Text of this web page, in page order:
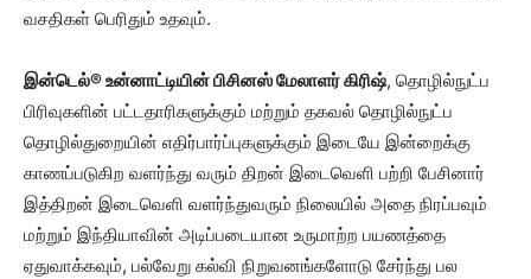
வசதிகள் பெரிதும் உதவும்.
இன்டெல்® உன்னாட்டியின் பிசினஸ் மேலாளர் கிரிஷ், தொழில்நுட்ப
பிரிவுகளின் பட்டதாரிகளுக்கும் மற்றும் தகவல் தொழில்நுட்ப
தொழில்துறையின் எதிர்பார்ப்புகளுக்கும் இடையே இன்றைக்கு
காணப்படுகிற வளர்ந்து வரும் திறன் இடைவெளி பற்றி பேசினார்
இத்திறன் இடைவெளி வளர்ந்துவரும் நிலையில் அதை நிரப்பவும்
மற்றும் இந்தியாவின் அடிப்படையான உருமாற்ற பயணத்தை
ஏதுவாக்கவும், பல்வேறு கல்வி நிறுவனங்களோடு சேர்ந்து பல